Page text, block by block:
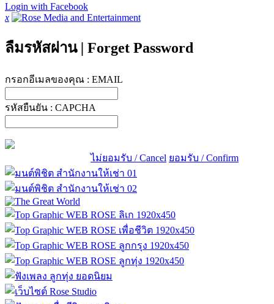
Login with Facebook
x
ลืมรหัสผ่าน | Forget Password
กรอกอีเมลของคุณ : EMAIL
รหัสยืนยัน : CAPCHA
ไม่ยอมรับ / Cancel ยอมรับ / Confirm